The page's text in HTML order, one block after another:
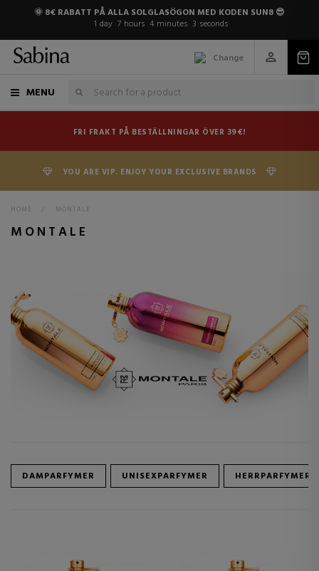
🌞 8€ RABATT PÅ ALLA SOLGLASÖGON MED KODEN SUN8 😎
1 day 7 hours 4 minutes 2 seconds
Change
MENU
FRI FRAKT PÅ BESTÄLLNINGAR ÖVER 39€!
YOU ARE VIP. ENJOY YOUR EXCLUSIVE BRANDS
HOME > MONTALE
MONTALE
DAMPARFYMER UNISEXPARFYMER HERRPARFYMER